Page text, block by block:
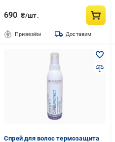
Smoothing Therm (2616346554)
690 ₴/шт.
Привезём Доставим
Спрей для волос термозащита